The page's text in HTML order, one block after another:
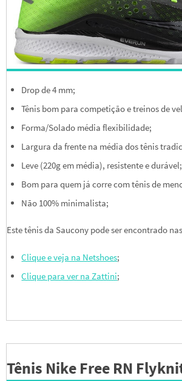
Drop de 4 mm;
Tênis bom para competição e treinos de
Forma/Solado média flexibilidade;
Largura da frente na média dos tênis
Leve (220g em média), resistente e durável;
Bom para quem já corre com tênis de
Não 100% minimalista;
Este tênis da Saucony pode ser encontrado
Clique e veja na Netshoes;
Clique para ver na Zattini;
Tênis Nike Free RN